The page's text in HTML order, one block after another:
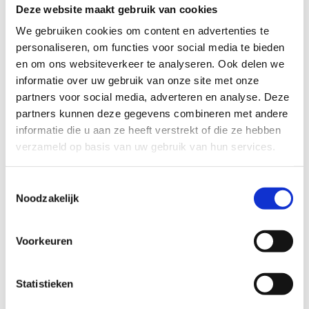
Deze website maakt gebruik van cookies
We gebruiken cookies om content en advertenties te
personaliseren, om functies voor social media te bieden
en om ons websiteverkeer te analyseren. Ook delen we
informatie over uw gebruik van onze site met onze
partners voor social media, adverteren en analyse. Deze
partners kunnen deze gegevens combineren met andere
informatie die u aan ze heeft verstrekt of die ze hebben
verzameld op basis van uw gebruik van hun services.
Noodzakelijk
Voorkeuren
Statistieken
3. Plaatbewerking:
Naast het snijden van losse onderdelen bieden we
uitgebreide plaatbewerking om jouw project
compleet te maken.
TOEPASSINGEN VAN SNIJDEN
Met snijden leggen we de basis voor een breed scala aan
Constructiedelen:
Voor staalconstructies en dragende
Industriële toepassingen:
Machineonderdelen,
balustrades en interieurtoepassingen.